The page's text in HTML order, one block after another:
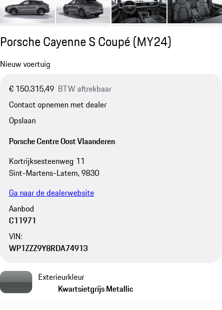
Porsche Cayenne S Coupé (MY24)
Nieuw voertuig
€ 150.315,49 BTW aftrekbaar
Contact opnemen met dealer
Opslaan
Porsche Centre Oost Vlaanderen
Kortrijksesteenweg 11
Sint-Martens-Latem, 9830
Ga naar de dealerwebsite
Aanbod
C11971
VIN:
WP1ZZZ9Y8RDA74913
Exterieurkleur
Kwartsietgrijs Metallic